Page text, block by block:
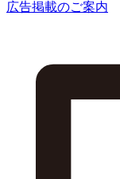
広告掲載のご案内